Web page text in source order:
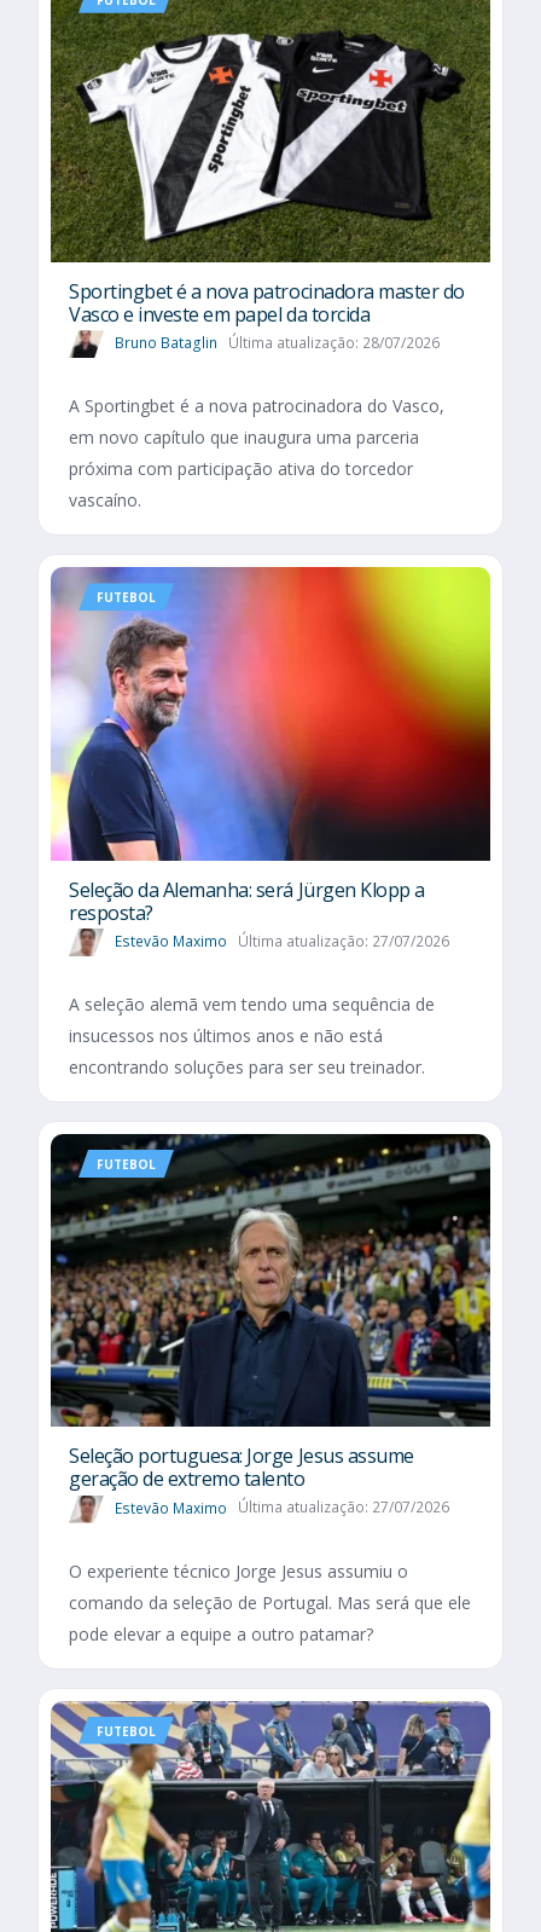
Sportingbet é a nova patrocinadora master do
Vasco e investe em papel da torcida
Bruno Bataglin Última atualização: 28/07/2026
A Sportingbet é a nova patrocinadora do Vasco,
em novo capítulo que inaugura uma parceria
próxima com participação ativa do torcedor
vascaíno.
FUTEBOL
Seleção da Alemanha: será Jürgen Klopp a
resposta?
Estevão Maximo Última atualização: 27/07/2026
A seleção alemã vem tendo uma sequência de
insucessos nos últimos anos e não está
encontrando soluções para ser seu treinador.
FUTEBOL
Seleção portuguesa: Jorge Jesus assume
geração de extremo talento
Estevão Maximo Última atualização: 27/07/2026
O experiente técnico Jorge Jesus assumiu o
comando da seleção de Portugal. Mas será que ele
pode elevar a equipe a outro patamar?
FUTEBOL